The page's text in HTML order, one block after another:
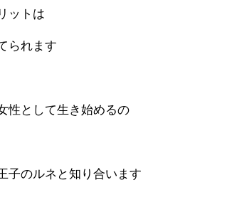
ットは
られます
性として生き始めるの
子のルネと知り合います